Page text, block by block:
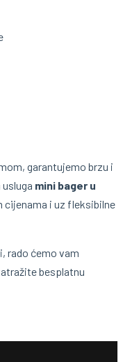
garantujemo brzu i
mini bager u
i uz fleksibilne
rado ćemo vam
besplatnu